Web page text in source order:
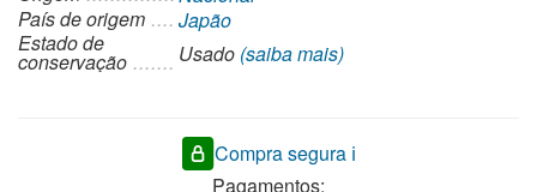
País de origem
Japão
Estado de
conservação Usado (saiba mais)
Compra segura ℹ️
Pagamentos: